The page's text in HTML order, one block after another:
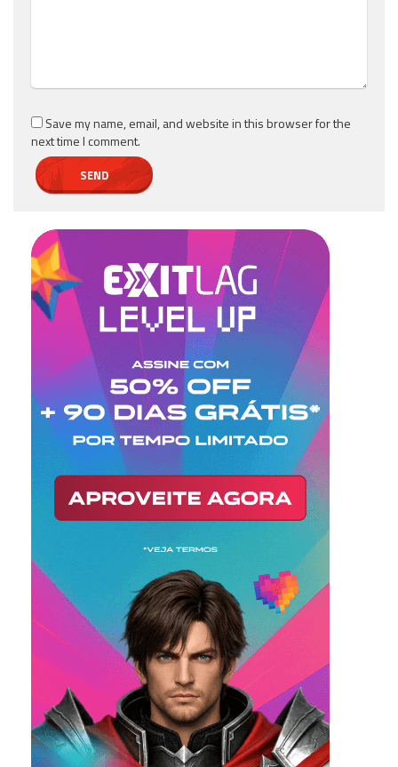
Save my name, email, and website in this browser for the
next time I comment.